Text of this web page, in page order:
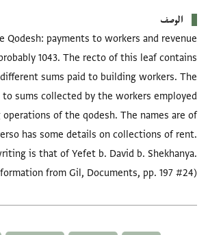
الوصف
Qodesh: payments to workers and revenue
1043. The recto of this leaf contains
sums paid to building workers. The
to sums collected by the workers employed
operations of the qodesh. The names are of
has some details on collections of rent.
is that of Yefet b. David b. Shekhanya.
from Gil, Documents, pp. 197 #24)